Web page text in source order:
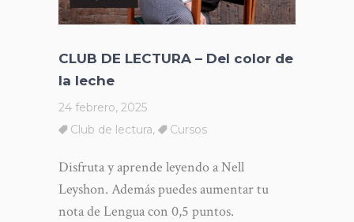
CLUB DE LECTURA – Del color de
la leche
24 febrero, 2025
Club de lectura, Cursos
Disfruta y aprende leyendo a Nell
Leyshon. Además puedes aumentar tu
nota de Lengua con 0,5 puntos.